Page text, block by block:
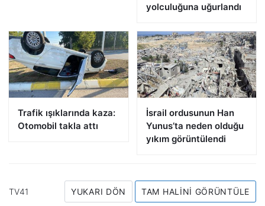
yolculuğuna uğurlandı
Trafik ışıklarında kaza:
Otomobil takla attı
İsrail ordusunun Han
Yunus’ta neden olduğu
yıkım görüntülendi
TV41 YUKARI DÖN TAM HALINI GÖRÜNTÜLE